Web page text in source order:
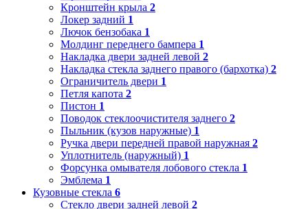
Кронштейн крыла 2
Локер задний 1
Лючок бензобака 1
Молдинг переднего бампера 1
Накладка двери задней левой 2
Накладка стекла заднего правого (бархотка) 2
Ограничитель двери 1
Петля капота 2
Пистон 1
Поводок стеклоочистителя заднего 2
Пыльник (кузов наружные) 1
Ручка двери передней правой наружная 2
Уплотнитель (наружный) 1
Форсунка омывателя лобового стекла 1
Эмблема 1
Кузовные стекла 6
Стекло двери задней левой 2